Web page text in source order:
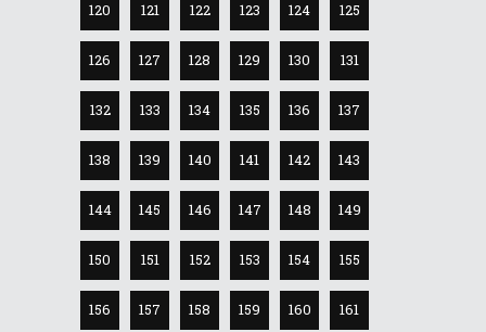
120 121 122 123 124 125
126 127 128 129 130 131
132 133 134 135 136 137
138 139 140 141 142 143
144 145 146 147 148 149
150 151 152 153 154 155
156 157 158 159 160 161